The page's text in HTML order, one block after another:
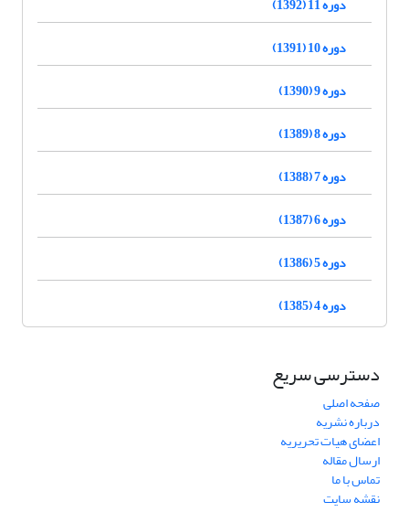
دوره 10 (1391)
دوره 9 (1390)
دوره 8 (1389)
دوره 7 (1388)
دوره 6 (1387)
دوره 5 (1386)
دوره 4 (1385)
دسترسی سریع
صفحه اصلی
درباره نشریه
اعضای هیات تحریریه
ارسال مقاله
تماس با ما
نقشه سایت